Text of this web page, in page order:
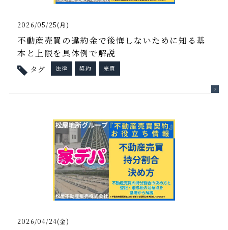
2026/05/25(月)
不動産売買の違約金で後悔しないために知る基
本と上限を具体例で解説
タグ 法律 契約 売買
2026/04/24(金)